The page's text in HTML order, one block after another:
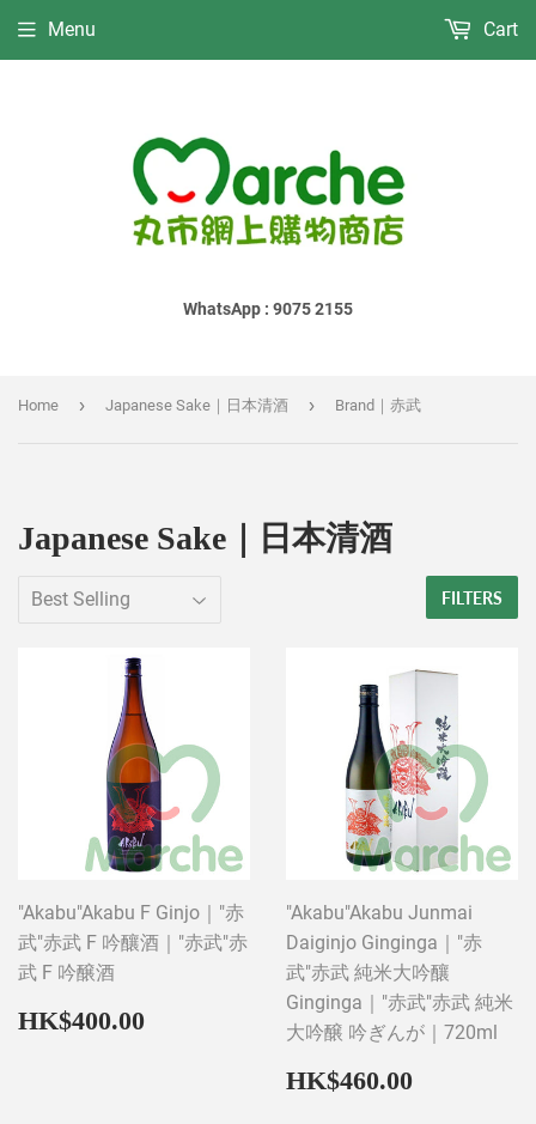
WhatsApp : 9075 2155
Menu Cart
Home › Japanese Sake｜日本清酒 › Brand｜赤武
Japanese Sake｜日本清酒
FILTERS
"Akabu"Akabu F Ginjo｜"赤
武"赤武 F 吟釀酒｜"赤武"赤
武 F 吟醸酒
Regular
price
HK$400.00 HK$400.00
"Akabu"Akabu Junmai
Daiginjo Ginginga｜"赤
武"赤武 純米大吟釀
Ginginga｜"赤武"赤武 純米
大吟醸 吟ぎんが｜720ml
Regular
price
HK$460.00